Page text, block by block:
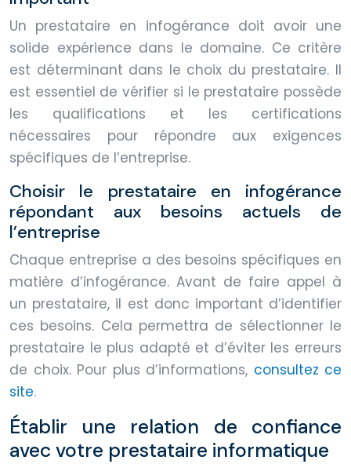
Un prestataire en infogérance doit avoir une
solide expérience dans le domaine. Ce critère
est déterminant dans le choix du prestataire. Il
est essentiel de vérifier si le prestataire possède
les qualifications et les certifications
nécessaires pour répondre aux exigences
spécifiques de l’entreprise.
Choisir le prestataire en infogérance
répondant aux besoins actuels de
l’entreprise
Chaque entreprise a des besoins spécifiques en
matière d’infogérance. Avant de faire appel à
un prestataire, il est donc important d’identifier
ces besoins. Cela permettra de sélectionner le
prestataire le plus adapté et d’éviter les erreurs
de choix. Pour plus d’informations, consultez ce
site.
Établir une relation de confiance
avec votre prestataire informatique